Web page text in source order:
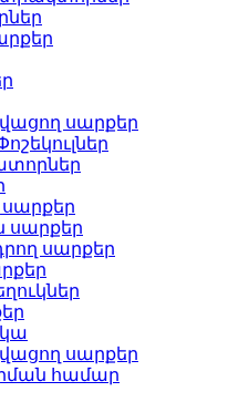
սարքեր
սարքեր
սարքեր
սարքեր
համար